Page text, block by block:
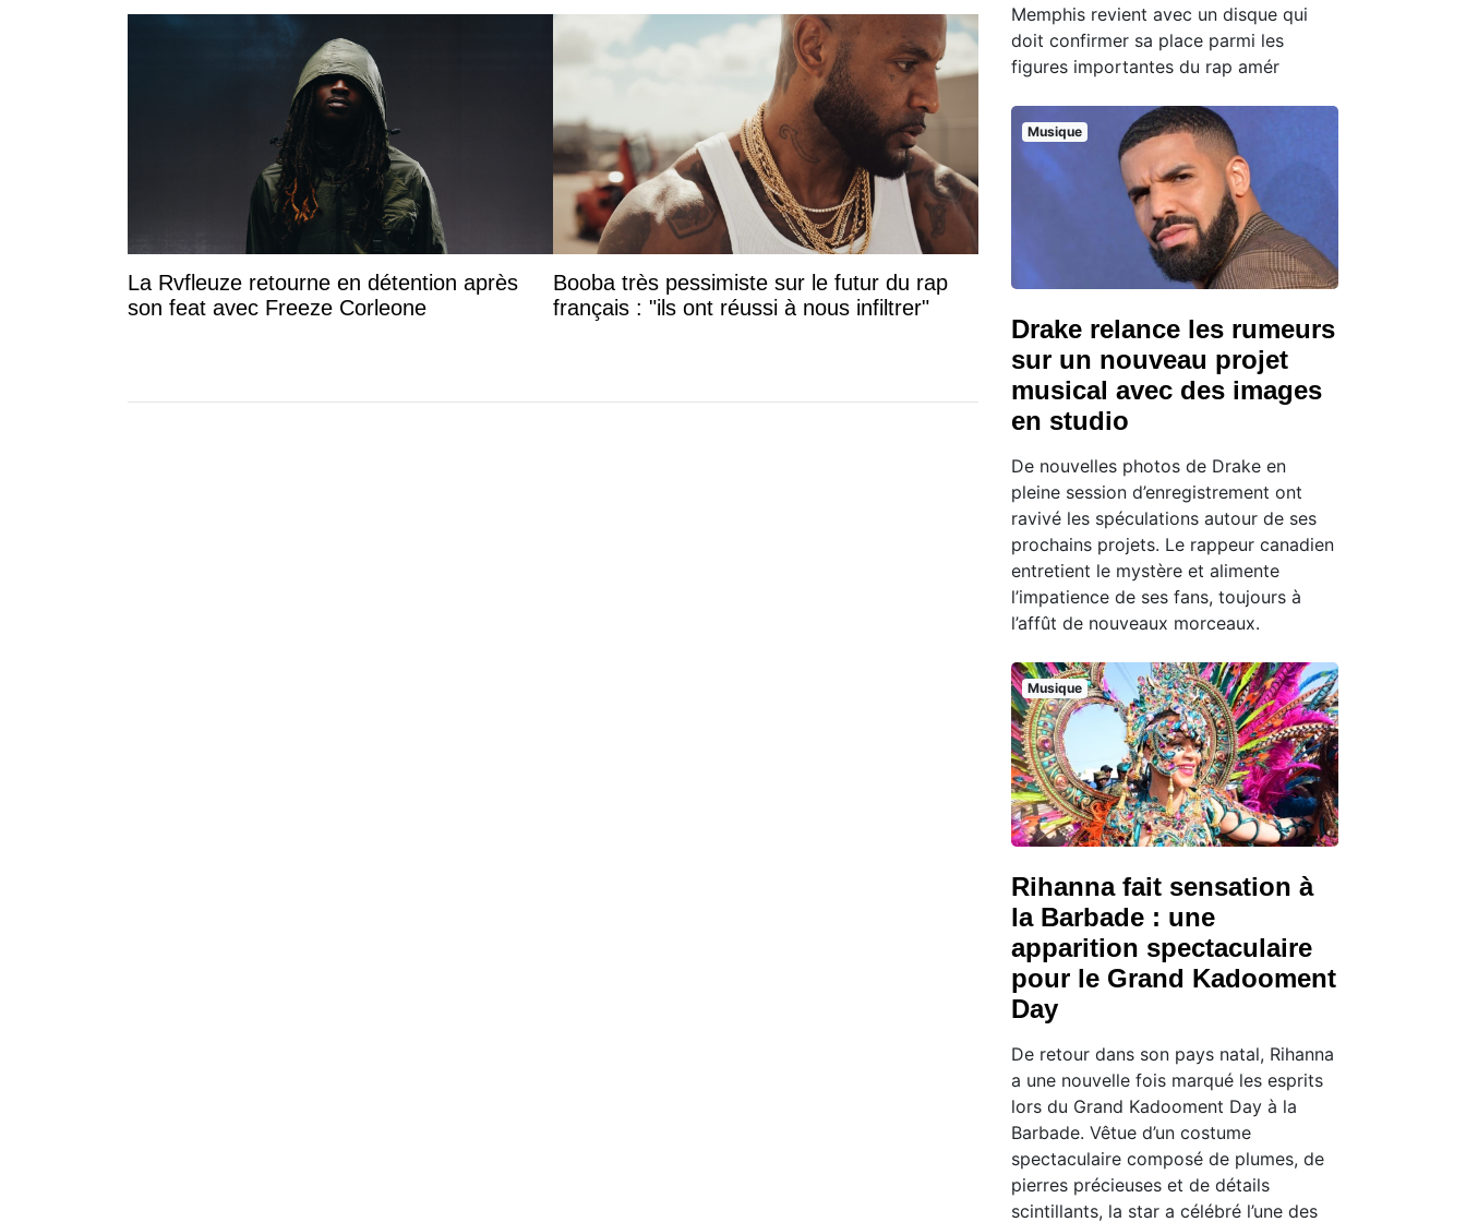
La Rvfleuze retourne en détention après
son feat avec Freeze Corleone
Booba très pessimiste sur le futur du rap
français : "ils ont réussi à nous infiltrer"
Memphis revient avec un disque qui
doit confirmer sa place parmi les
figures importantes du rap amér
Musique
Drake relance les rumeurs
sur un nouveau projet
musical avec des images
en studio
De nouvelles photos de Drake en
pleine session d’enregistrement ont
ravivé les spéculations autour de ses
prochains projets. Le rappeur canadien
entretient le mystère et alimente
l’impatience de ses fans, toujours à
l’affût de nouveaux morceaux.
Musique
Rihanna fait sensation à
la Barbade : une
apparition spectaculaire
pour le Grand Kadooment
Day
De retour dans son pays natal, Rihanna
a une nouvelle fois marqué les esprits
lors du Grand Kadooment Day à la
Barbade. Vêtue d’un costume
spectaculaire composé de plumes, de
pierres précieuses et de détails
scintillants, la star a célébré l’une des